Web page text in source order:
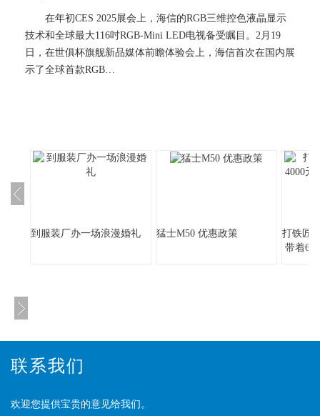
在年初CES 2025展会上，海信的RGB三维控色液晶显示
技术和全球最大116吋RGB-Mini LED电视备受瞩目。2月19
日，在世俱杯旗舰新品媒体前瞻体验会上，海信首次在国内展
示了全球首款RGB…
到服装厂办一场浪漫婚礼 猛士M50 优惠政策
打铁匠
带着6
联系我们
欢迎您提供宝贵的意见给我们。